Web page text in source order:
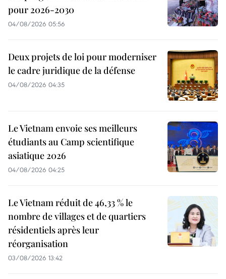
pour 2026-2030
04/08/2026 05:56
Deux projets de loi pour moderniser
le cadre juridique de la défense
04/08/2026 04:35
Le Vietnam envoie ses meilleurs
étudiants au Camp scientifique
asiatique 2026
04/08/2026 04:25
Le Vietnam réduit de 46,33 % le
nombre de villages et de quartiers
résidentiels après leur
réorganisation
03/08/2026 13:42